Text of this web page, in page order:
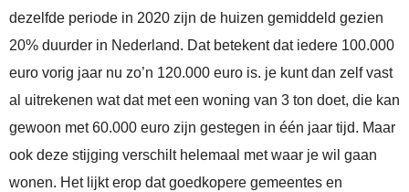
dezelfde periode in 2020 zijn de huizen gemiddeld gezien
20% duurder in Nederland. Dat betekent dat iedere 100.000
euro vorig jaar nu zo’n 120.000 euro is. je kunt dan zelf vast
al uitrekenen wat dat met een woning van 3 ton doet, die kan
gewoon met 60.000 euro zijn gestegen in één jaar tijd. Maar
ook deze stijging verschilt helemaal met waar je wil gaan
wonen. Het lijkt erop dat goedkopere gemeentes en